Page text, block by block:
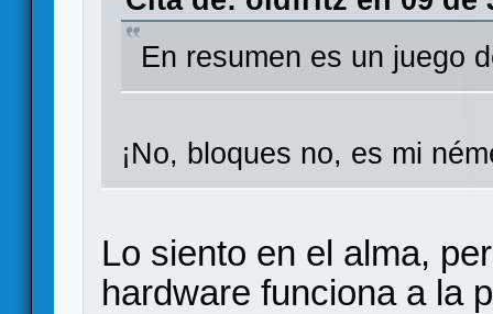
En resumen es un juego
¡No, bloques no, es mi
Lo siento en el alma,
hardware funciona a la